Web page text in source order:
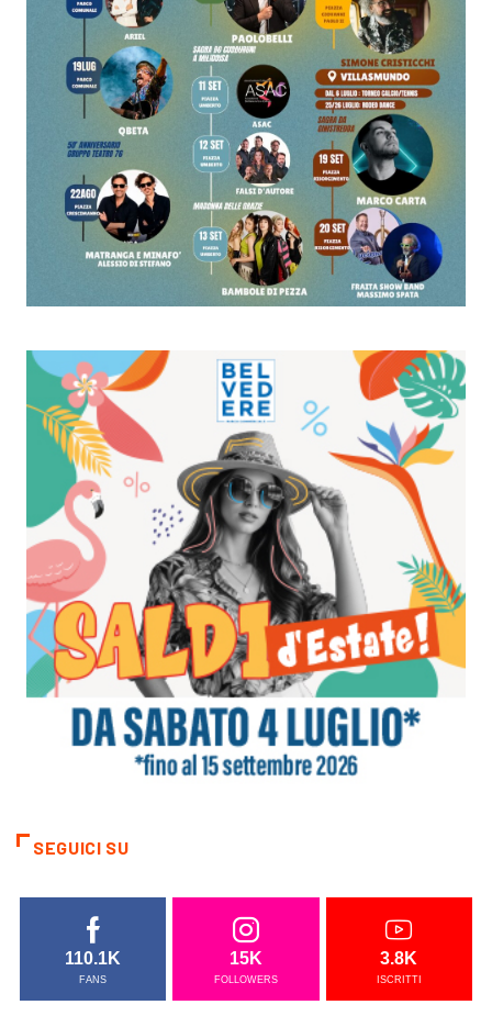
SEGUICI SU
110.1K
FANS
15K
FOLLOWERS
3.8K
ISCRITTI